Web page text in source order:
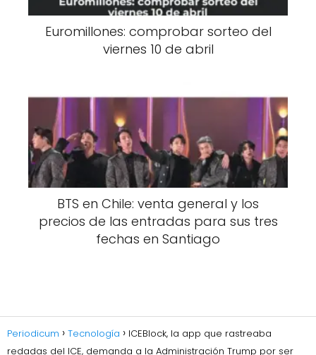
Euromillones: comprobar sorteo del
viernes 10 de abril
BTS en Chile: venta general y los
precios de las entradas para sus tres
fechas en Santiago
Periodicum Tecnología
ICEBlock, la app que rastreaba
redadas del ICE, demanda a la Administración Trump por ser